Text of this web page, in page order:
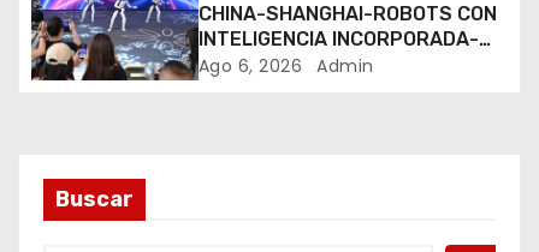
t
r
d
a
CHINA-SHANGHAI-ROBOTS CON
INTELIGENCIA INCORPORADA-
ENTRENAMIENTO
Ago 6, 2026 Admin
Buscar